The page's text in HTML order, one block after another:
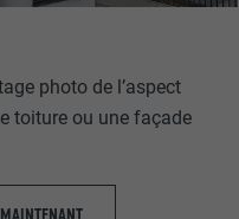
photo de l’aspect
toiture ou une façade
NOM
EXPIRATION